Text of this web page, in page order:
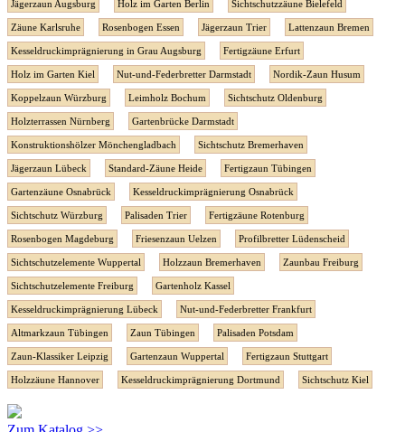
Jägerzaun Augsburg Holz im Garten Berlin Sichtschutzzäune Bielefeld
Zäune Karlsruhe Rosenbogen Essen Jägerzaun Trier Lattenzaun Bremen
Kesseldruckimprägnierung in Grau Augsburg Fertigzäune Erfurt
Holz im Garten Kiel Nut-und-Federbretter Darmstadt Nordik-Zaun Husum
Koppelzaun Würzburg Leimholz Bochum Sichtschutz Oldenburg
Holzterrassen Nürnberg Gartenbrücke Darmstadt
Konstruktionshölzer Mönchengladbach Sichtschutz Bremerhaven
Jägerzaun Lübeck Standard-Zäune Heide Fertigzaun Tübingen
Gartenzäune Osnabrück Kesseldruckimprägnierung Osnabrück
Sichtschutz Würzburg Palisaden Trier Fertigzäune Rotenburg
Rosenbogen Magdeburg Friesenzaun Uelzen Profilbretter Lüdenscheid
Sichtschutzelemente Wuppertal Holzzaun Bremerhaven Zaunbau Freiburg
Sichtschutzelemente Freiburg Gartenholz Kassel
Kesseldruckimprägnierung Lübeck Nut-und-Federbretter Frankfurt
Altmarkzaun Tübingen Zaun Tübingen Palisaden Potsdam
Zaun-Klassiker Leipzig Gartenzaun Wuppertal Fertigzaun Stuttgart
Holzzäune Hannover Kesseldruckimprägnierung Dortmund Sichtschutz Kiel